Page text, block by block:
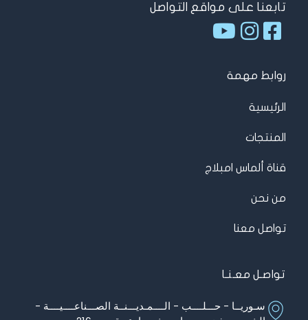
تابعنا على مواقع التواصل
روابط مهمة
الرئيسية
المنتجات
قناة ألماس امبلاج
من نحن
تواصل معنا
تواصـل معـنـا
سـوريــا - حـــلــــب - الــــمـديـــنــة الصـــناعــــيــــة -